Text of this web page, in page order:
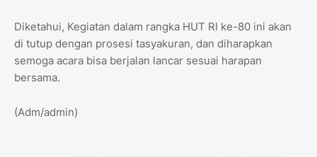
Diketahui, Kegiatan dalam rangka HUT RI ke-80 ini akan
di tutup dengan prosesi tasyakuran, dan diharapkan
semoga acara bisa berjalan lancar sesuai harapan
bersama.
(Adm/admin)